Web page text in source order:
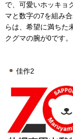
で、可愛いホッキョ
マと数字の7を組み
らは、希望に満ちた
クグマの腕が0です。
佳作2